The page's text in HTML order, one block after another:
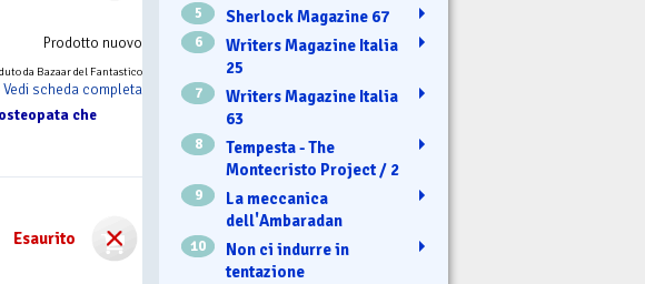
Prodotto nuovo
da Bazaar del Fantastico
Vedi scheda completa
che
Esaurito
5 Sherlock Magazine 67
6
Writers Magazine Italia
25
7
Writers Magazine Italia
63
8
Tempesta - The
Montecristo Project / 2
9
La meccanica
dell'Ambaradan
10
Non ci indurre in
tentazione